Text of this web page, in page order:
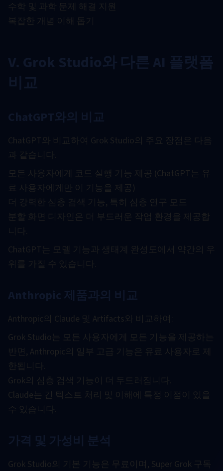
수학 및 과학 문제 해결 지원
복잡한 개념 이해 돕기
V. Grok Studio와 다른 AI 플랫폼
비교
ChatGPT와의 비교
ChatGPT와 비교하여 Grok Studio의 주요 장점은 다음
과 같습니다.
모든 사용자에게 코드 실행 기능 제공 (ChatGPT는 유
료 사용자에게만 이 기능을 제공)
더 강력한 심층 검색 기능, 특히 심층 연구 모드
분할 화면 디자인은 더 부드러운 작업 환경을 제공합
니다.
ChatGPT는 모델 기능과 생태계 완성도에서 약간의 우
위를 가질 수 있습니다.
Anthropic 제품과의 비교
Anthropic의 Claude 및 Artifacts와 비교하여:
Grok Studio는 모든 사용자에게 모든 기능을 제공하는
반면, Anthropic의 일부 고급 기능은 유료 사용자로 제
한됩니다.
Grok의 심층 검색 기능이 더 두드러집니다.
Claude는 긴 텍스트 처리 및 이해에 특정 이점이 있을
수 있습니다.
가격 및 가성비 분석
Grok Studio의 기본 기능은 무료이며, Super Grok 구독